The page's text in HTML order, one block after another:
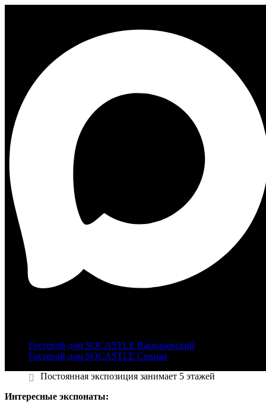
Гостевой дом SOCASTLE Васильевский
Гостевой дом SOCASTLE Сенная
Гостевой дом SOCASTLE Васильевский
Гостевой дом SOCASTLE Сенная
Музей
современного
искусства
“Эрарта”
Авторство: Peterburg23. Собственная работа, CC BY 3.0,
ссылка
Музей современного искусства “Эрарта” (от слов “era” и “arta”
— “время искусства”) — один из крупнейших частных музеев
Работы 300 российских художников
Постоянная экспозиция занимает 5 этажей
Интересные экспонаты: